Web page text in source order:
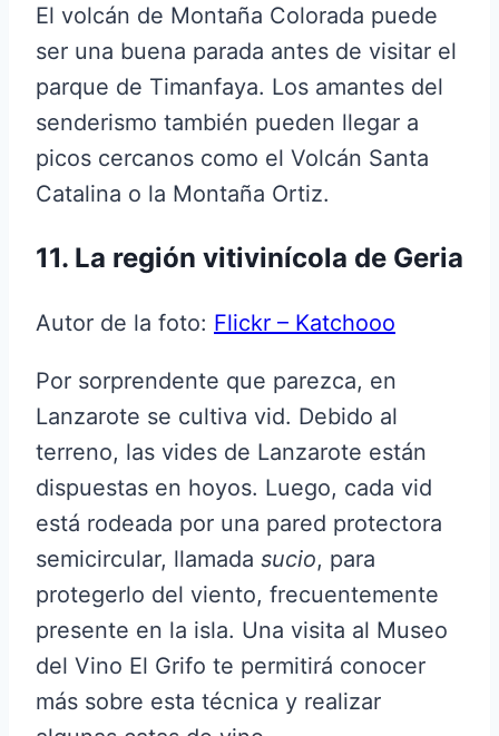
El volcán de Montaña Colorada puede
ser una buena parada antes de visitar el
parque de Timanfaya. Los amantes del
senderismo también pueden llegar a
picos cercanos como el Volcán Santa
Catalina o la Montaña Ortiz.
11. La región vitivinícola de Geria
Autor de la foto: Flickr – Katchooo
Por sorprendente que parezca, en
Lanzarote se cultiva vid. Debido al
terreno, las vides de Lanzarote están
dispuestas en hoyos. Luego, cada vid
está rodeada por una pared protectora
semicircular, llamada sucio, para
protegerlo del viento, frecuentemente
presente en la isla. Una visita al Museo
del Vino El Grifo te permitirá conocer
más sobre esta técnica y realizar